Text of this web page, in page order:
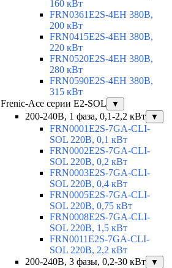
160 кВт
FRN0361E2S-4EH 380В,
200 кВт
FRN0415E2S-4EH 380В,
220 кВт
FRN0520E2S-4EH 380В,
280 кВт
FRN0590E2S-4EH 380В,
315 кВт
Frenic-Ace серии E2-SOL
▼
200-240В, 1 фаза, 0,1-2,2 кВт ▼
FRN0001E2S-7GA-CLI-
SOL 220В, 0,1 кВт
FRN0002E2S-7GA-CLI-
SOL 220В, 0,2 кВт
FRN0003E2S-7GA-CLI-
SOL 220В, 0,4 кВт
FRN0005E2S-7GA-CLI-
SOL 220В, 0,75 кВт
FRN0008E2S-7GA-CLI-
SOL 220В, 1,5 кВт
FRN0011E2S-7GA-CLI-
SOL 220В, 2,2 кВт
200-240В, 3 фазы, 0,2-30 кВт
▼